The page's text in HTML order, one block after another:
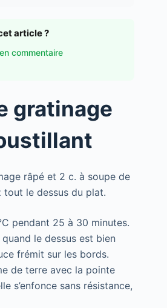
article ?
commentaire
gratinage
râpé et 2 c. à soupe de
tout le dessus du plat.
pendant 25 à 30 minutes.
le dessus est bien
frémit sur les bords.
de terre avec la pointe
s’enfonce sans résistance,